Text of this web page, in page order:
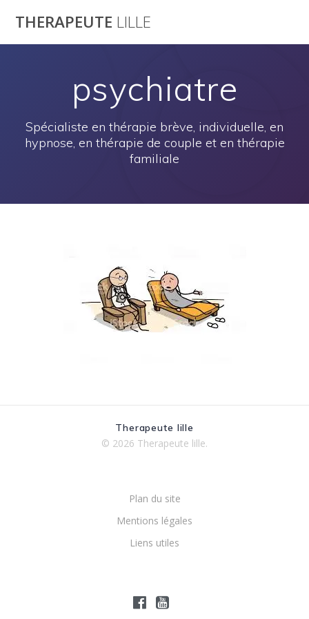
THERAPEUTE LILLE
psychiatre
Spécialiste en thérapie brève, individuelle, en
hypnose, en thérapie de couple et en thérapie
familiale
Therapeute lille
© 2026 Therapeute lille.
Plan du site
Mentions légales
Liens utiles